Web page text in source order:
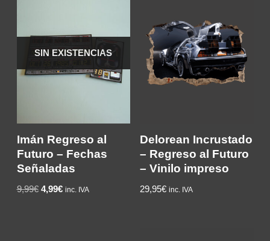
SIN EXISTENCIAS
Imán Regreso al
Futuro – Fechas
Señaladas
9,99€ 4,99€ inc. IVA
Delorean Incrustado
– Regreso al Futuro
– Vinilo impreso
29,95€ inc. IVA